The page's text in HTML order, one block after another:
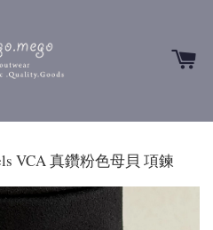
VCA 真鑽粉色母貝 項鍊